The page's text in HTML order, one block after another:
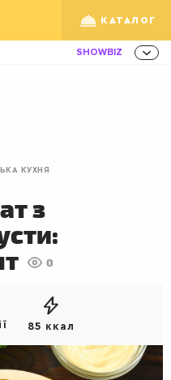
КАТАЛОГ
SHOWBIZ
КОРИСНО
AUTO
КІНО
КУХНЯ
з
0
85 ккал